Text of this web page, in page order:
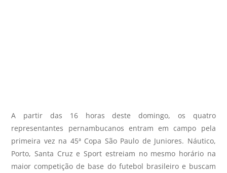
A partir das 16 horas deste domingo, os quatro
representantes pernambucanos entram em campo pela
primeira vez na 45ª Copa São Paulo de Juniores. Náutico,
Porto, Santa Cruz e Sport estreiam no mesmo horário na
maior competição de base do futebol brasileiro e buscam